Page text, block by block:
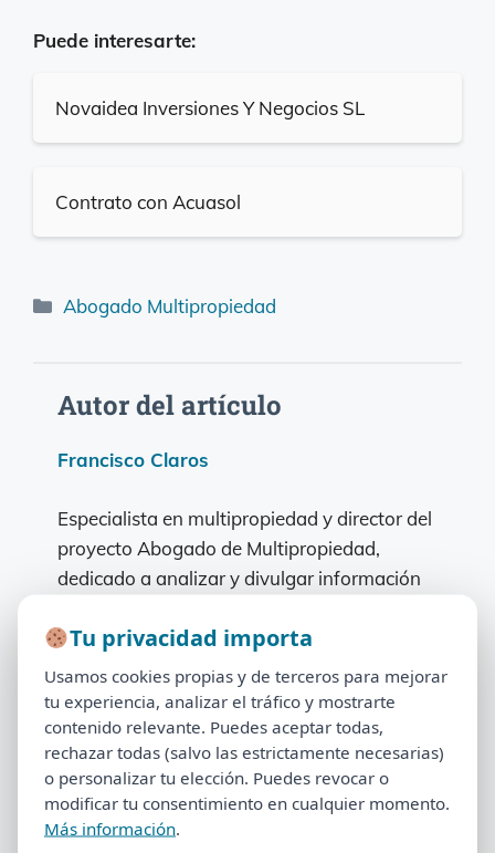
Puede interesarte:
Novaidea Inversiones Y Negocios SL
Contrato con Acuasol
Categorías
Abogado Multipropiedad
Autor del artículo
Francisco Claros
Especialista en multipropiedad y director del
proyecto Abogado de Multipropiedad,
dedicado a analizar y divulgar información
multipropiedad y cancelación de semanas
compartidas.
Revisión jurídica
Álvaro Caballero
Abogado especializado en multipropiedad
Tu privacidad importa
Usamos cookies propias y de terceros para mejorar
tu experiencia, analizar el tráfico y mostrarte
contenido relevante. Puedes aceptar todas,
rechazar todas (salvo las estrictamente necesarias)
o personalizar tu elección. Puedes revocar o
modificar tu consentimiento en cualquier momento.
Más información.
Tu privacidad importa
Usamos cookies propias y de terceros para mejorar
tu experiencia, analizar el tráfico y mostrarte
contenido relevante. Puedes aceptar todas,
rechazar todas (salvo las estrictamente necesarias)
o personalizar tu elección. Puedes revocar o
modificar tu consentimiento en cualquier momento.
Más información